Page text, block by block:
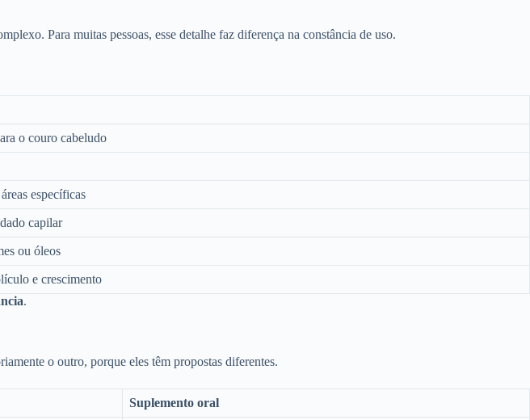
Para muitas pessoas, esse detalhe faz diferença na constância de uso.
o couro cabeludo
específicas
capilar
ou óleos
e crescimento
.
o outro, porque eles têm propostas diferentes.
Suplemento oral